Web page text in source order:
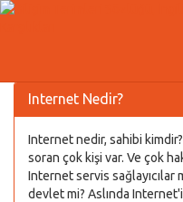
Internet Nedir?
Internet nedir, sahibi
soran çok kişi var. Ve çok
Internet servis sağlayıcılar
devlet mi? Aslında